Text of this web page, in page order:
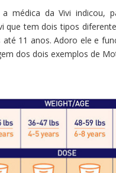
médica da Vivi indicou,
que tem dois tipos
11 anos. Adoro ele e
dos dois exemplos de